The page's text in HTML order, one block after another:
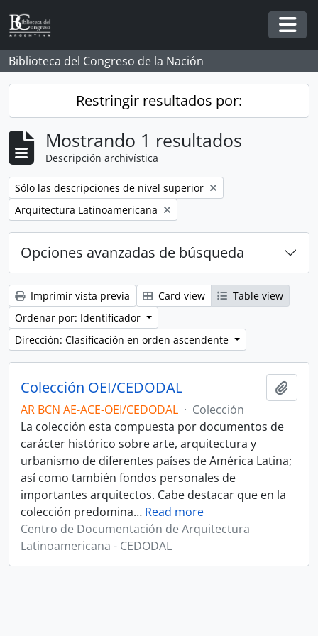
Skip to main content
Biblioteca del Congreso de la Nación
Restringir resultados por:
Mostrando 1 resultados
Descripción archivística
Remove filter:
Sólo las descripciones de nivel superior
Remove filter:
Arquitectura Latinoamericana
Opciones avanzadas de búsqueda
Imprimir vista previa Card view
Table view
Ordenar por: Identificador
Dirección: Clasificación en orden ascendente
Colección OEI/CEDODAL
AR BCN AE-ACE-OEI/CEDODAL · Colección
La colección esta compuesta por documentos de
carácter histórico sobre arte, arquitectura y
urbanismo de diferentes países de América Latina;
así como también fondos personales de
importantes arquitectos. Cabe destacar que en la
colección predomina… Read more
Centro de Documentación de Arquitectura
Latinoamericana - CEDODAL